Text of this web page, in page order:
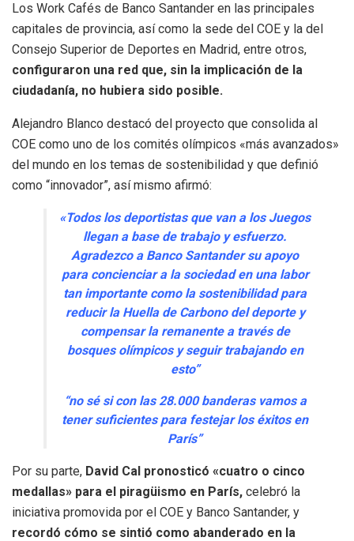
Los Work Cafés de Banco Santander en las principales
capitales de provincia, así como la sede del COE y la del
Consejo Superior de Deportes en Madrid, entre otros,
configuraron una red que, sin la implicación de la
ciudadanía, no hubiera sido posible.
Alejandro Blanco destacó del proyecto que consolida al
COE como uno de los comités olímpicos «más avanzados»
del mundo en los temas de sostenibilidad y que definió
como “innovador”, así mismo afirmó:
«Todos los deportistas que van a los Juegos
llegan a base de trabajo y esfuerzo.
Agradezco a Banco Santander su apoyo
para concienciar a la sociedad en una labor
tan importante como la sostenibilidad para
reducir la Huella de Carbono del deporte y
compensar la remanente a través de
bosques olímpicos y seguir trabajando en
esto”
“no sé si con las 28.000 banderas vamos a
tener suficientes para festejar los éxitos en
París”
Por su parte, David Cal pronosticó «cuatro o cinco
medallas» para el piragüismo en París, celebró la
iniciativa promovida por el COE y Banco Santander, y
recordó cómo se sintió como abanderado en la